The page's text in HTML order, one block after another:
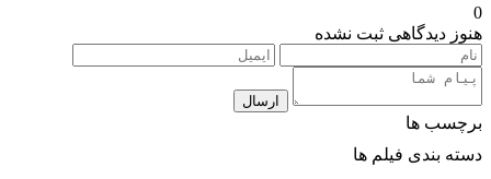
0
هنوز دیدگاهی ثبت نشده
ارسال
برچسب ها
دسته بندی فیلم ها